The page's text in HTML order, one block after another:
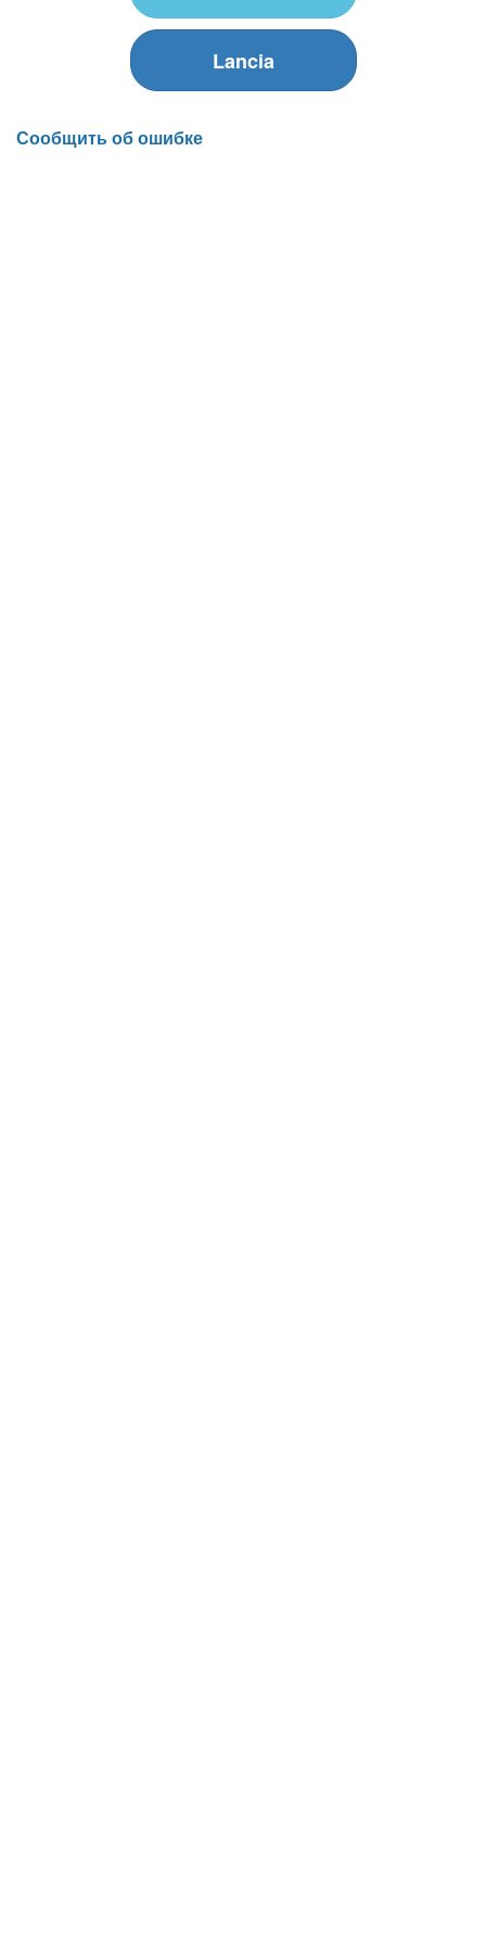
Lancia
Сообщить об ошибке